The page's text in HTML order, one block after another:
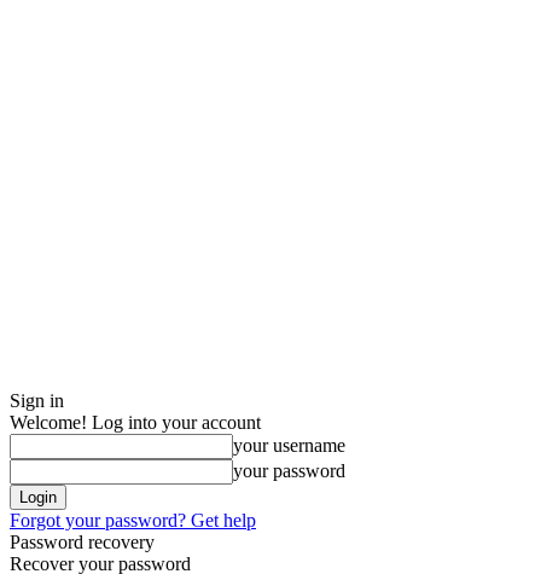
Sign in
Welcome! Log into your account
your username
your password
Forgot your password? Get help
Password recovery
Recover your password